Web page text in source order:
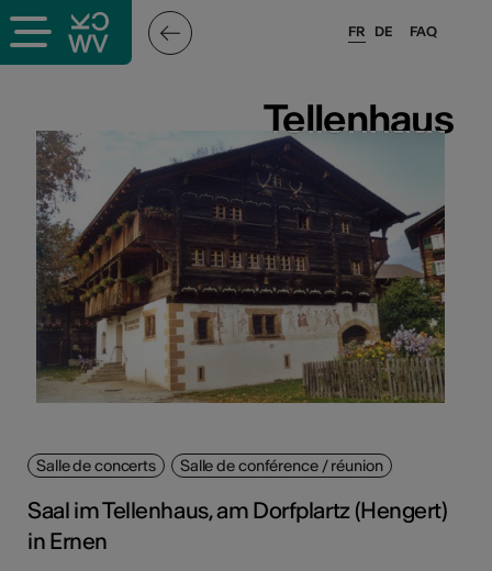
pros
FAQ
FR DE
Tellenhaus
Tellenhaus
Salle de concerts Salle de conférence / réunion
Saal im Tellenhaus, am Dorfplartz (Hengert)
in Ernen